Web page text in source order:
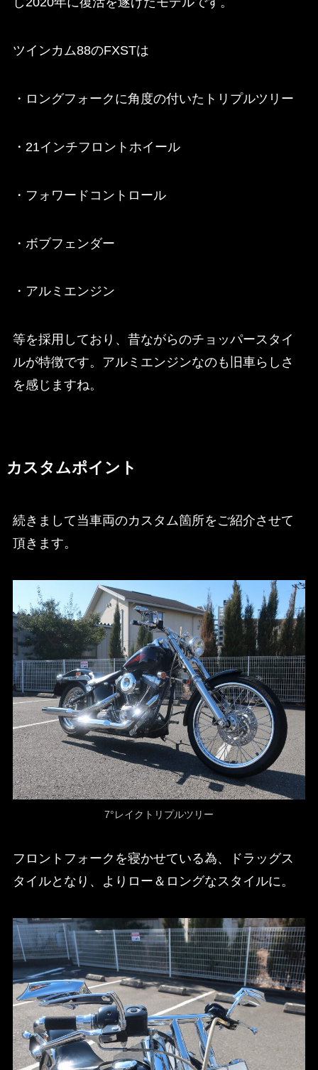
ツインカム88のFXSTは
・ロングフォークに角度の付いたトリプルツリー
・21インチフロントホイール
・フォワードコントロール
・ボブフェンダー
・アルミエンジン
等を採用しており、昔ながらのチョッパースタイ
ルが特徴です。アルミエンジンなのも旧車らしさ
を感じますね。
カスタムポイント
続きまして当車両のカスタム箇所をご紹介させて
頂きます。
7°レイクトリプルツリー
フロントフォークを寝かせている為、ドラッグス
タイルとなり、よりロー＆ロングなスタイルに。